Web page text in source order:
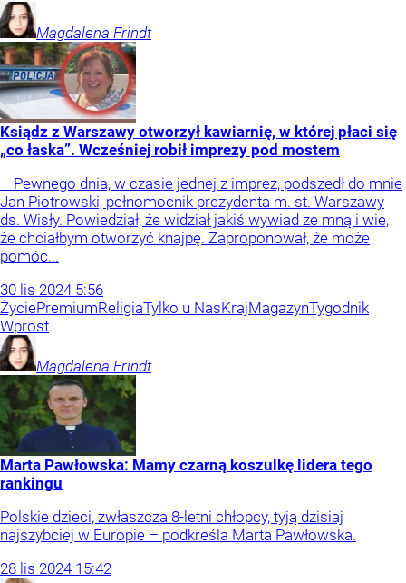
Magdalena Frindt
Ksiądz z Warszawy otworzył kawiarnię, w której płaci się
„co łaska”. Wcześniej robił imprezy pod mostem
– Pewnego dnia, w czasie jednej z imprez, podszedł do mnie
Jan Piotrowski, pełnomocnik prezydenta m. st. Warszawy
ds. Wisły. Powiedział, że widział jakiś wywiad ze mną i wie,
że chciałbym otworzyć knajpę. Zaproponował, że może
pomóc...
30 lis 2024 5:56
ŻyciePremiumReligiaTylko u NasKrajMagazynTygodnik
Wprost
Magdalena Frindt
Marta Pawłowska: Mamy czarną koszulkę lidera tego
rankingu
Polskie dzieci, zwłaszcza 8-letni chłopcy, tyją dzisiaj
najszybciej w Europie – podkreśla Marta Pawłowska.
28 lis 2024 15:42